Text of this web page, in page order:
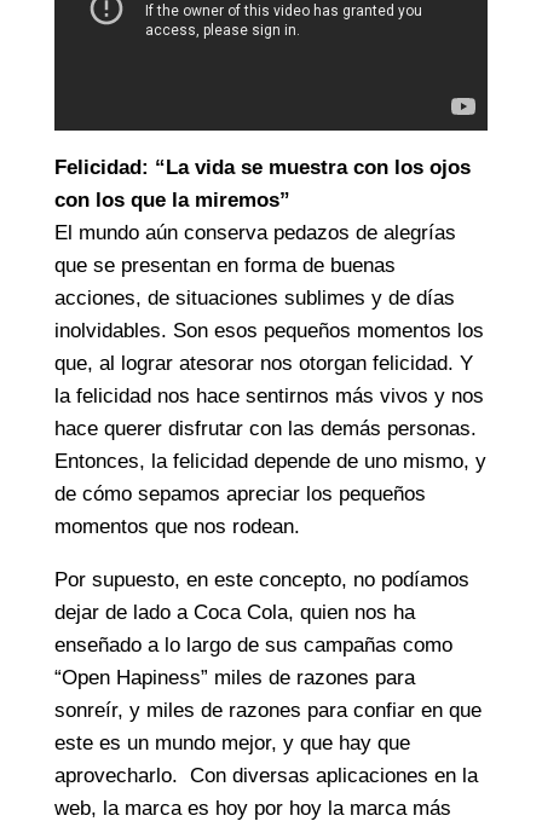
Felicidad: “La vida se muestra con los ojos
con los que la miremos”
El mundo aún conserva pedazos de alegrías
que se presentan en forma de buenas
acciones, de situaciones sublimes y de días
inolvidables. Son esos pequeños momentos los
que, al lograr atesorar nos otorgan felicidad. Y
la felicidad nos hace sentirnos más vivos y nos
hace querer disfrutar con las demás personas.
Entonces, la felicidad depende de uno mismo, y
de cómo sepamos apreciar los pequeños
momentos que nos rodean.
Por supuesto, en este concepto, no podíamos
dejar de lado a Coca Cola, quien nos ha
enseñado a lo largo de sus campañas como
“Open Hapiness” miles de razones para
sonreír, y miles de razones para confiar en que
este es un mundo mejor, y que hay que
aprovecharlo. Con diversas aplicaciones en la
web, la marca es hoy por hoy la marca más